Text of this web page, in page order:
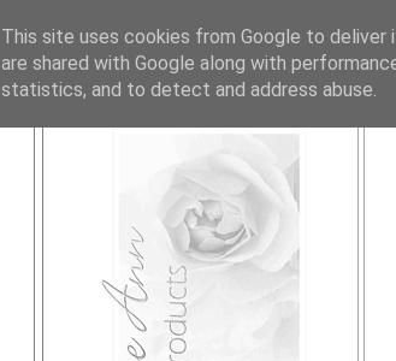
This site uses cookies from Google to deliver
are shared with Google along with
statistics, and to detect and address abuse.